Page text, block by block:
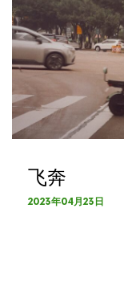
飞奔
2023年04月23日